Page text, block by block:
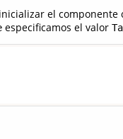
el
especificamos el valor